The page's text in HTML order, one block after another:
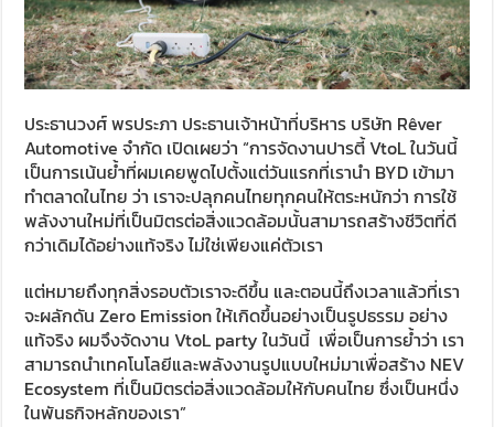
ประธานวงศ์ พรประภา ประธานเจ้าหน้าที่บริหาร บริษัท Rêver
Automotive จำกัด เปิดเผยว่า “การจัดงานปารตี้ VtoL ในวันนี้
เป็นการเน้นย้ำที่ผมเคยพูดไปตั้งแต่วันแรกที่เรานำ BYD เข้ามา
ทำตลาดในไทย ว่า เราจะปลุกคนไทยทุกคนให้ตระหนักว่า การใช้
พลังงานใหม่ที่เป็นมิตรต่อสิ่งแวดล้อมนั้นสามารถสร้างชีวิตที่ดี
กว่าเดิมได้อย่างแท้จริง ไม่ใช่เพียงแค่ตัวเรา
แต่หมายถึงทุกสิ่งรอบตัวเราจะดีขึ้น และตอนนี้ถึงเวลาแล้วที่เรา
จะผลักดัน Zero Emission ให้เกิดขึ้นอย่างเป็นรูปธรรม อย่าง
แท้จริง ผมจึงจัดงาน VtoL party ในวันนี้ เพื่อเป็นการย้ำว่า เรา
สามารถนำเทคโนโลยีและพลังงานรูปแบบใหม่มาเพื่อสร้าง NEV
Ecosystem ที่เป็นมิตรต่อสิ่งแวดล้อมให้กับคนไทย ซึ่งเป็นหนึ่ง
ในพันธกิจหลักของเรา”